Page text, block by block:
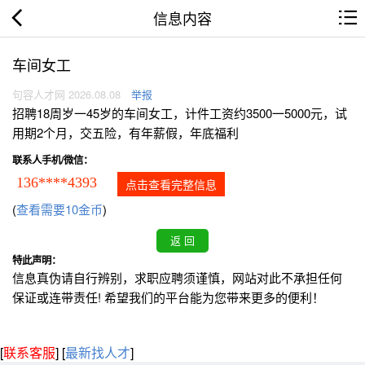
信息内容
车间女工
句容人才网 2026.08.08 举报
招聘18周岁一45岁的车间女工，计件工资约3500一5000元，试
用期2个月，交五险，有年薪假，年底福利
联系人手机/微信：
136****4393 点击查看完整信息
(查看需要10金币)
特此声明：
信息真伪请自行辨别，求职应聘须谨慎，网站对此不承担任何
保证或连带责任! 希望我们的平台能为您带来更多的便利！
[联系客服] [最新找人才]